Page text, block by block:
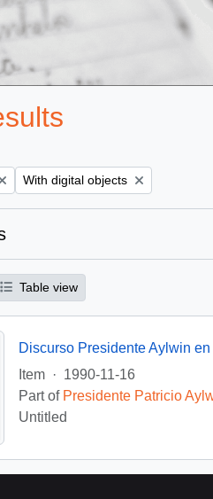
filter:Remove filter:
With digital objects
Table view
Discurso Presidente Aylwin
Item
· 1990-11-16
Part of Presidente Patricio
Untitled